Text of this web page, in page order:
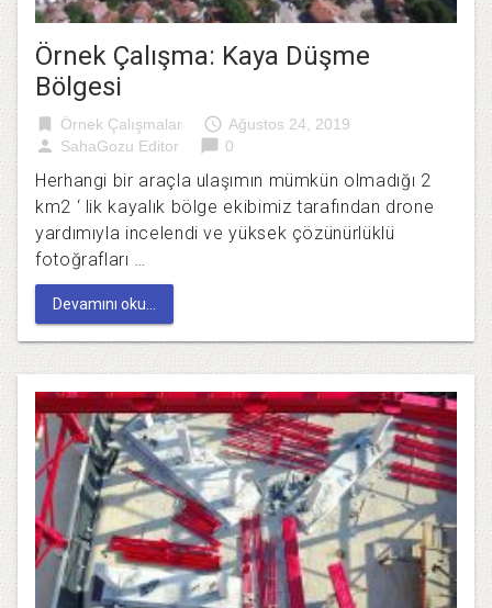
Örnek Çalışma: Kaya Düşme
Bölgesi
bookmark Örnek Çalışmalar access_time Ağustos 24, 2019
person SahaGozu Editor chat_bubble 0
Herhangi bir araçla ulaşımın mümkün olmadığı 2
km2 ‘ lik kayalık bölge ekibimiz tarafından drone
yardımıyla incelendi ve yüksek çözünürlüklü
fotoğrafları …
Devamını oku...